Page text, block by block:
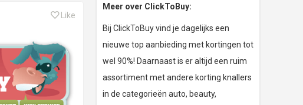
Like
Meer over ClickToBuy:
Bij ClickToBuy vind je dagelijks een
nieuwe top aanbieding met kortingen tot
wel 90%! Daarnaast is er altijd een ruim
assortiment met andere korting knallers
in de categorieën auto, beauty,